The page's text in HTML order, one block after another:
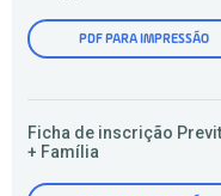
PDF PARA IMPRESSÃO
Ficha de inscrição
+ Família